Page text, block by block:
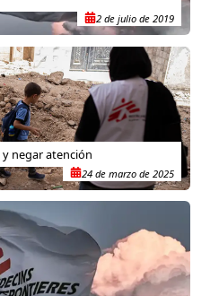
2 de julio de 2019
negar atención
24 de marzo de 2025